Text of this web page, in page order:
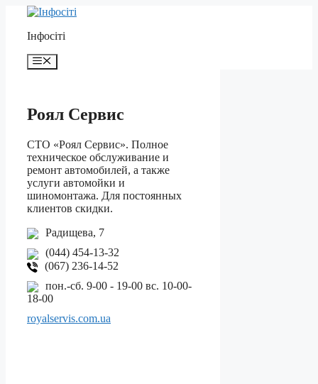
Перейти
контенту
Інфосіті
Меню
Роял Сервис
СТО «Роял Сервис». Полное
техническое обслуживание и
ремонт автомобилей, а также
услуги автомойки и
шиномонтажа. Для постоянных
клиентов скидки.
Радищева, 7
(044) 454-13-32
(067) 236-14-52
пон.-сб. 9-00 - 19-00 вс. 10-00-
18-00
royalservis.com.ua